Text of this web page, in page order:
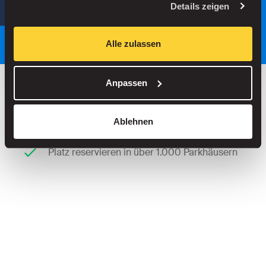
Details zeigen
Alle zulassen
Anpassen
Ablehnen
Parken Sie intelligenter, mit unserer
App.
Bis zu 30 % sparen in unseren Parkhäusern
Keine Servicegebühren beim Straßenparken
Platz reservieren in über 1.000 Parkhäusern